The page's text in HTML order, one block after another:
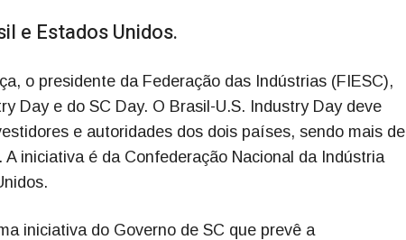
e Estados Unidos.
o presidente da Federação das Indústrias (FIESC),
Day e do SC Day. O Brasil-U.S. Industry Day deve
e autoridades dos dois países, sendo mais de
iniciativa é da Confederação Nacional da Indústria
iniciativa do Governo de SC que prevê a